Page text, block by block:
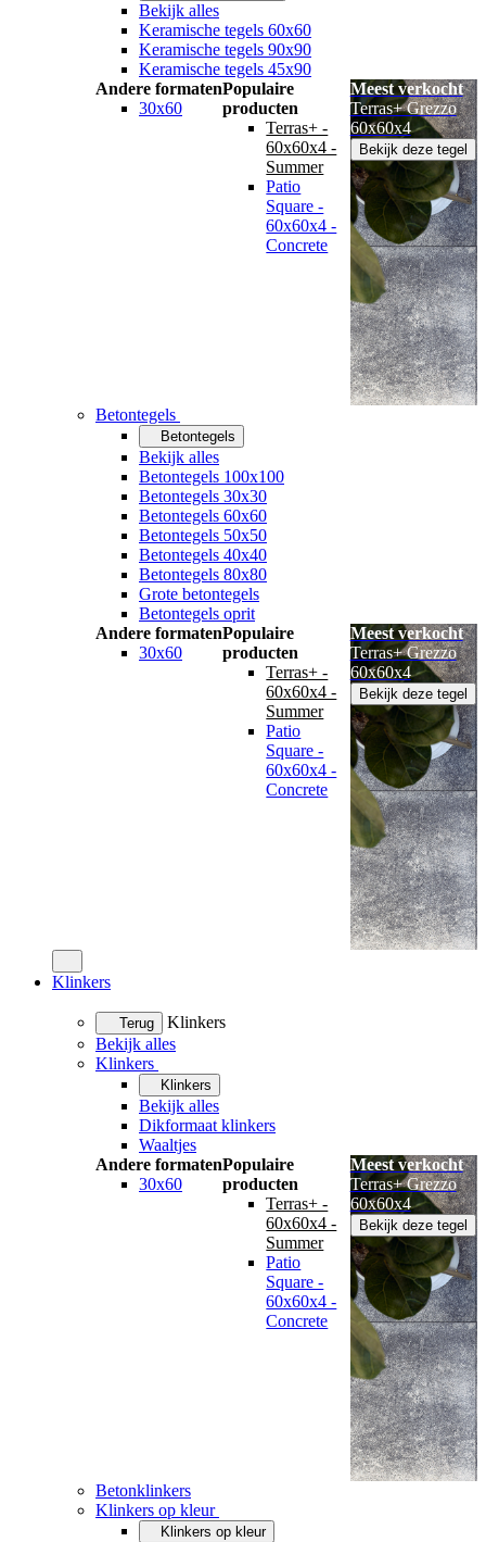
Bekijk alles
Keramische tegels 60x60
Keramische tegels 90x90
Keramische tegels 45x90
Andere formaten
30x60
Populaire
producten
Terras+ -
60x60x4 -
Summer
Patio
Square -
60x60x4 -
Concrete
Meest verkocht
Terras+ Grezzo
60x60x4
Bekijk deze tegel
Betontegels
Betontegels
Bekijk alles
Betontegels 100x100
Betontegels 30x30
Betontegels 60x60
Betontegels 50x50
Betontegels 40x40
Betontegels 80x80
Grote betontegels
Betontegels oprit
Andere formaten
30x60
Populaire
producten
Terras+ -
60x60x4 -
Summer
Patio
Square -
60x60x4 -
Concrete
Meest verkocht
Terras+ Grezzo
60x60x4
Bekijk deze tegel
Klinkers
Terug
Klinkers
Bekijk alles
Klinkers
Klinkers
Bekijk alles
Dikformaat klinkers
Waaltjes
Andere formaten
30x60
Populaire
producten
Terras+ -
60x60x4 -
Summer
Patio
Square -
60x60x4 -
Concrete
Meest verkocht
Terras+ Grezzo
60x60x4
Bekijk deze tegel
Betonklinkers
Klinkers op kleur
Klinkers op kleur